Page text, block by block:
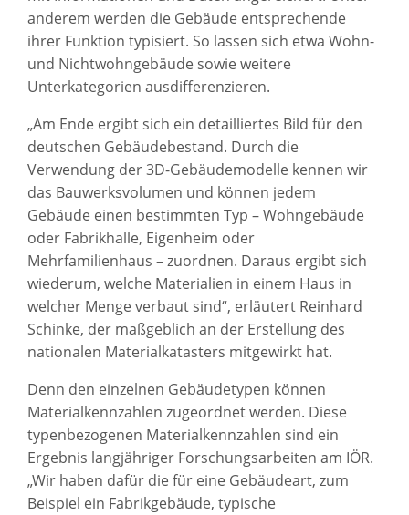
anderem werden die Gebäude entsprechende
ihrer Funktion typisiert. So lassen sich etwa Wohn-
und Nichtwohn­gebäude sowie weitere
Unterkategorien ausdifferenzieren.
„Am Ende ergibt sich ein detailliertes Bild für den
deutschen Gebäudebestand. Durch die
Verwendung der 3D-Gebäudemodelle kennen wir
das Bauwerksvolumen und können jedem
Gebäude einen bestimmten Typ – Wohngebäude
oder Fabrikhalle, Eigenheim oder
Mehrfamilienhaus – zuordnen. Daraus ergibt sich
wiederum, welche Materialien in einem Haus in
welcher Menge verbaut sind“, erläutert Reinhard
Schinke, der maßgeblich an der Erstellung des
nationalen Materialkatasters mitgewirkt hat.
Denn den einzelnen Gebäudetypen können
Materialkennzahlen zugeordnet werden. Diese
typenbezogenen Materialkennzahlen sind ein
Ergebnis langjähriger Forschungsarbeiten am IÖR.
„Wir haben dafür die für eine Gebäudeart, zum
Beispiel ein Fabrikgebäude, typische